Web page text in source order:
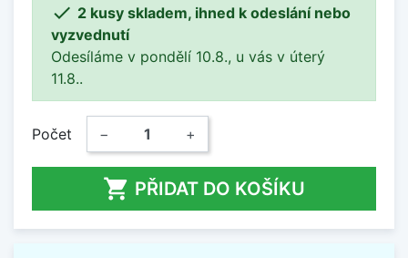
 2 kusy skladem, ihned k odeslání nebo
vyzvednutí
Odesíláme v pondělí 10.8., u vás v úterý
11.8..
Počet − +
 PŘIDAT DO KOŠÍKU